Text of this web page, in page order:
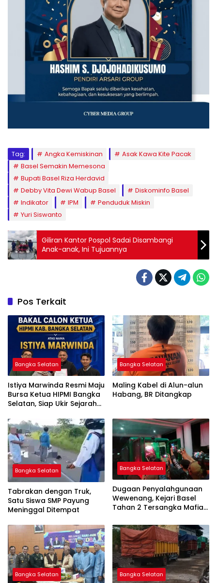
Tag: Angka Kemiskinan
Asak Kawa Kite Pacak
Basel Semakin Memesona
Bupati Basel Riza Herdavid
Debby Vita Dewi Wabup Basel
Diskominfo Basel
Indikator
IPM
Penduduk Miskin
Yuri Siswanto
Giliran Kantor Pospol Sadai Disambangi
Anak-anak, Ini Tujuannya
Pos Terkait
Bangka Selatan
Istiya Marwinda Resmi Maju
Bursa Ketua HIPMI Bangka
Selatan, Siap Ukir Sejarah
Pertama
Bangka Selatan
Maling Kabel di Alun-alun
Habang, BR Ditangkap
Bangka Selatan
Tabrakan dengan Truk,
Satu Siswa SMP Payung
Meninggal Ditempat
Bangka Selatan
Dugaan Penyalahgunaan
Wewenang, Kejari Basel
Tahan 2 Tersangka Mafia
Bangka Selatan Bangka Selatan